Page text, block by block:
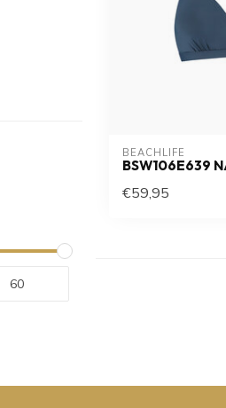
BEACHLIFE
BSW106E639
€59,95